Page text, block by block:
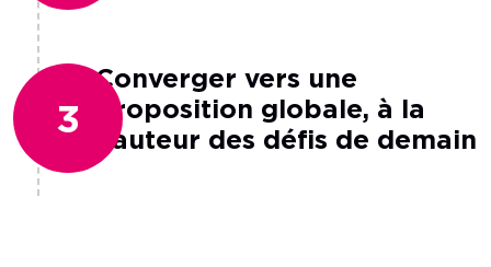
3
Converger vers une
proposition globale, à la
hauteur des défis de demain